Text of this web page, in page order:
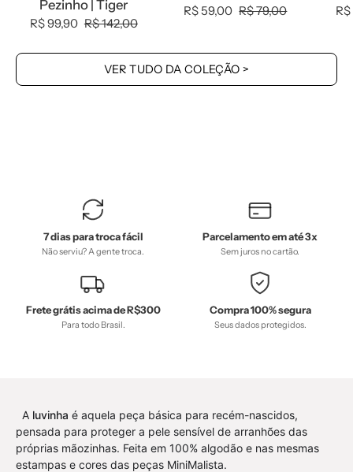
Pezinho | Tiger
R$ 99,90 R$ 142,00
-
b2b,
Baby,
Meia
Estação,
Menino,
Neutro,
tab-
tam-
calça-
bebê-
minimalista-
estiloso
R$ 59,00 R$ 79,00
VER TUDO DA COLEÇÃO >
7 dias para troca fácil
Não serviu? A gente troca.
Parcelamento em até 3x
Sem juros no cartão.
Frete grátis acima de R$300
Para todo Brasil.
Compra 100% segura
Seus dados protegidos.
A luvinha é aquela peça básica para recém-nascidos,
pensada para proteger a pele sensível de arranhões das
próprias mãozinhas. Feita em 100% algodão e nas mesmas
estampas e cores das peças MiniMalista.